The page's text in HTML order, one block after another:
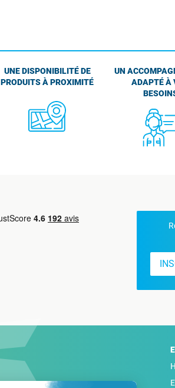
UNE DISPONIBILITÉ DE
PRODUITS À PROXIMITÉ
UN
ADAPTÉ À